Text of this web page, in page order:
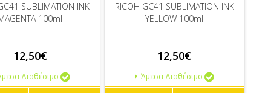
SUBLIMATION INK
100ml
12,50€
Διαθέσιμο
RICOH GC41 SUBLIMATION INK
YELLOW 100ml
12,50€
Άμεσα Διαθέσιμο